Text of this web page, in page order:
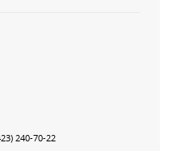
240-70-22